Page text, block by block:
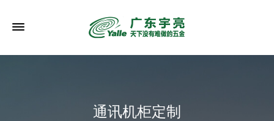
通讯机柜定制